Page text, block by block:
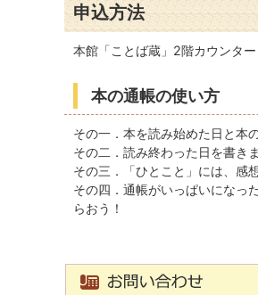
申込方法
本館「ことば蔵」2階カウンタ
本の通帳の使い方
その一．本を読み始めた日と本
その二．読み終わった日を書き
その三．「ひとこと」には、感
その四．通帳がいっぱいになっ
らおう！